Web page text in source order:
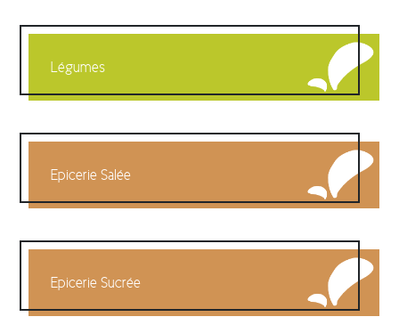
Légumes
Epicerie Salée
Epicerie Sucrée